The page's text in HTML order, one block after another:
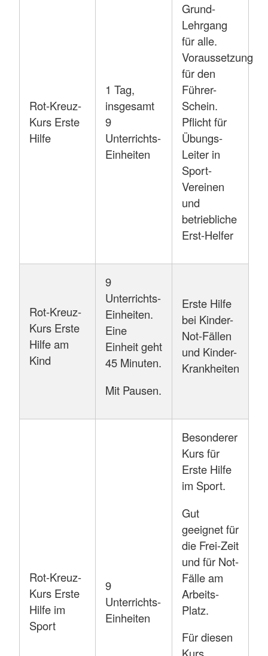
Rot-Kreuz-
Kurs Erste
Hilfe
1 Tag,
insgesamt
9
Unterrichts-
Einheiten
Grund-
Lehrgang
für alle.
Voraussetzung
für den
Führer-
Schein.
Pflicht für
Übungs-
Leiter in
Sport-
Vereinen
und
betriebliche
Erst-Helfer
Rot-Kreuz-
Kurs Erste
Hilfe am
Kind
9
Unterrichts-
Einheiten.
Eine
Einheit geht
45 Minuten.
Mit Pausen.
Erste Hilfe
bei Kinder-
Not-Fällen
und Kinder-
Krankheiten
Rot-Kreuz-
Kurs Erste
Hilfe im
Sport
9
Unterrichts-
Einheiten
Besonderer
Kurs für
Erste Hilfe
im Sport.
Gut
geeignet für
die Frei-Zeit
und für Not-
Fälle am
Arbeits-
Platz.
Für diesen